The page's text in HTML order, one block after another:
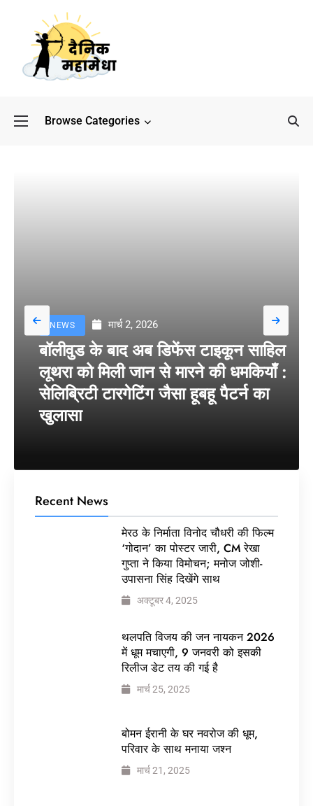
Browse Categories
NEWS मार्च 2, 2026
बॉलीवुड के बाद अब डिफेंस टाइकून साहिल
लूथरा को मिली जान से मारने की धमकियाँ :
सेलिब्रिटी टारगेटिंग जैसा हूबहू पैटर्न का
खुलासा
Recent News
मेरठ के निर्माता विनोद चौधरी की फिल्म
‘गोदान’ का पोस्टर जारी, CM रेखा
गुप्ता ने किया विमोचन; मनोज जोशी-
उपासना सिंह दिखेंगे साथ
अक्टूबर 4, 2025
थलपति विजय की जन नायकन 2026
में धूम मचाएगी, 9 जनवरी को इसकी
रिलीज डेट तय की गई है
मार्च 25, 2025
बोमन ईरानी के घर नवरोज की धूम,
परिवार के साथ मनाया जश्न
मार्च 21, 2025